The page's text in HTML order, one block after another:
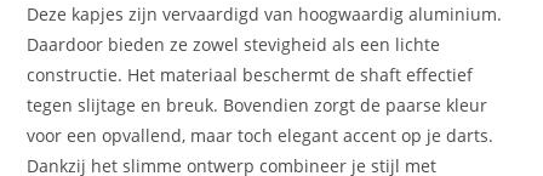
Deze kapjes zijn vervaardigd van hoogwaardig aluminium.
Daardoor bieden ze zowel stevigheid als een lichte
constructie. Het materiaal beschermt de shaft effectief
tegen slijtage en breuk. Bovendien zorgt de paarse kleur
voor een opvallend, maar toch elegant accent op je darts.
Dankzij het slimme ontwerp combineer je stijl met